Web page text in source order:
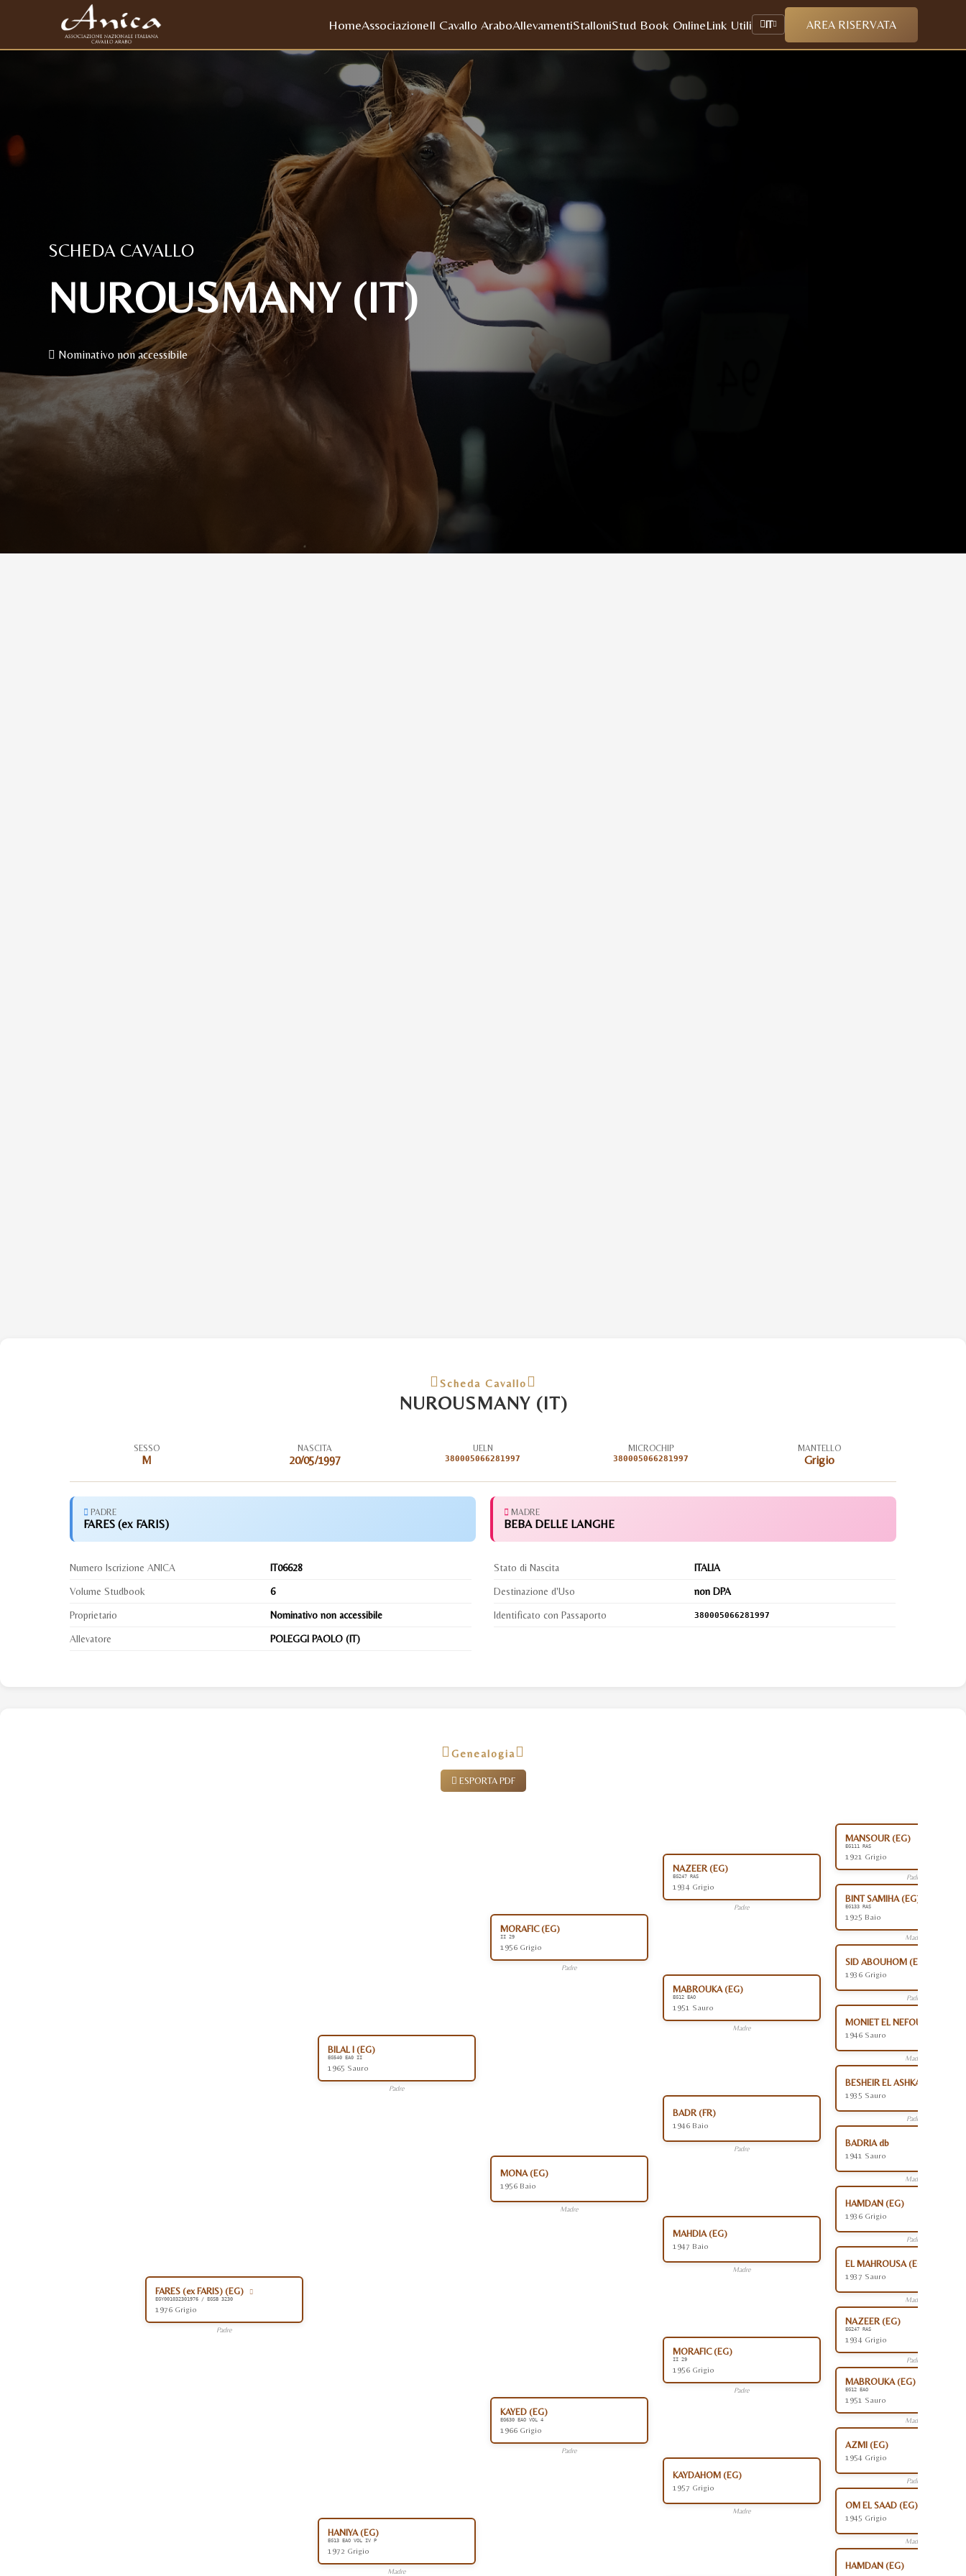
HomeAssociazioneIl Cavallo AraboAllevamentiStalloniStud Book OnlineLink Utili IT AREA RISERVATA
SCHEDA CAVALLO
NUROUSMANY (IT)
Nominativo non accessibile
Scheda Cavallo
NUROUSMANY (IT)
SESSO
M
NASCITA
20/05/1997
UELN
380005066281997
MICROCHIP
380005066281997
MANTELLO
Grigio
PADRE
FARES (ex FARIS)
MADRE
BEBA DELLE LANGHE
Numero Iscrizione ANICA IT06628
Volume Studbook 6
Proprietario Nominativo non accessibile
Allevatore POLEGGI PAOLO (IT)
Stato di Nascita ITALIA
Destinazione d'Uso non DPA
Identificato con Passaporto 380005066281997
Genealogia
ESPORTA PDF
FARES (ex FARIS) (EG)
EGY001032301976 / EGSB 3230
1976 Grigio
Padre
BILAL I (EG)
EG540 EA0 II
1965 Sauro
Padre
MORAFIC (EG)
II 29
1956 Grigio
Padre
NAZEER (EG)
EG247 RAS
1934 Grigio
Padre
MANSOUR (EG)
EG111 RAS
1921 Grigio
Padre
BINT SAMIHA (EG)
EG133 RAS
1925 Baio
Madre
MABROUKA (EG)
EG12 EAO
1951 Sauro
Madre
SID ABOUHOM (EG)
1936 Grigio
Padre
MONIET EL NEFOUS (EG)
1946 Sauro
Madre
MONA (EG)
1956 Baio
Madre
BADR (FR)
1946 Baio
Padre
BESHEIR EL ASHKAR db (EG)
1935 Sauro
Padre
BADRIA db
1941 Sauro
Madre
MAHDIA (EG)
1947 Baio
Madre
HAMDAN (EG)
1936 Grigio
Padre
EL MAHROUSA (EG)
1937 Sauro
Madre
HANIYA (EG)
EG13 EAO VOL IV P
1972 Grigio
Madre
KAYED (EG)
EG630 EAO VOL 4
1966 Grigio
Padre
MORAFIC (EG)
II 29
1956 Grigio
Padre
NAZEER (EG)
EG247 RAS
1934 Grigio
Padre
MABROUKA (EG)
EG12 EAO
1951 Sauro
Madre
KAYDAHOM (EG)
1957 Grigio
Madre
AZMI (EG)
1954 Grigio
Padre
OM EL SAAD (EG)
1945 Grigio
Madre
HAMDAN (EG)